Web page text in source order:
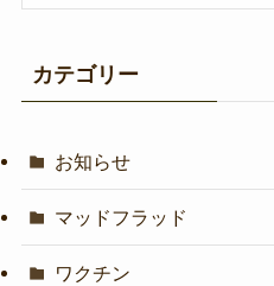
カテゴリー
お知らせ
マッドフラッド
ワクチン